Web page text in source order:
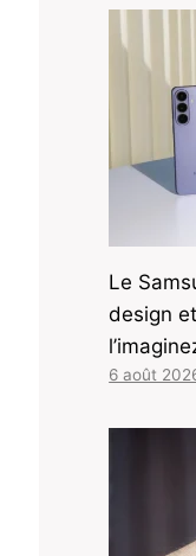
Le
design
6 août